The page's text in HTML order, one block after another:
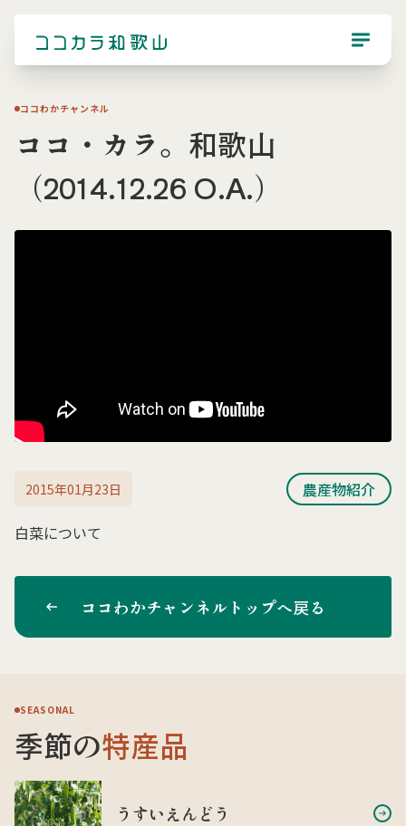
ココわかチャンネル
ココ・カラ。和歌山
（2014.12.26 O.A.）
2015年01月23日
農産物紹介
白菜について
ココわかチャンネルトップへ戻る
SEASONAL
季節の特産品
うすいえんどう